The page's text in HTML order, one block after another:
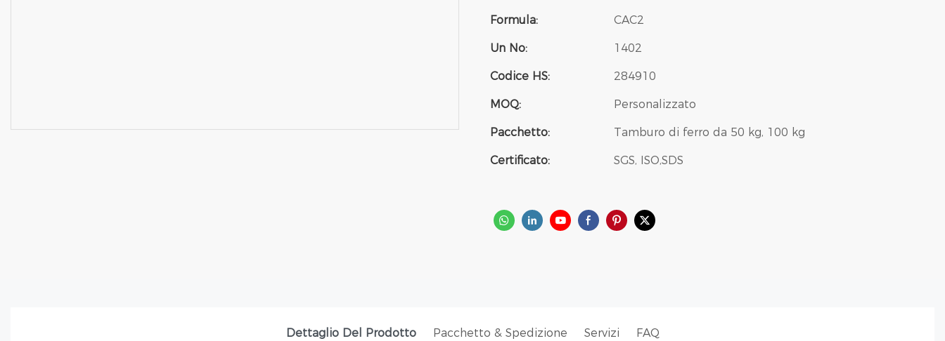
Formula: CAC2
Un No: 1402
Codice HS: 284910
MOQ: Personalizzato
Pacchetto: Tamburo di ferro da 50 kg, 100 kg
Certificato: SGS, ISO,SDS
Dettaglio Del Prodotto Pacchetto & Spedizione Servizi FAQ